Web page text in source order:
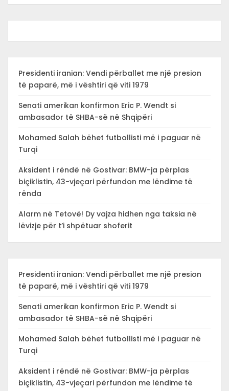
Presidenti iranian: Vendi përballet me një presion
të paparë, më i vështiri që viti 1979
Senati amerikan konfirmon Eric P. Wendt si
ambasador të SHBA-së në Shqipëri
Mohamed Salah bëhet futbollisti më i paguar në
Turqi
Aksident i rëndë në Gostivar: BMW-ja përplas
biçiklistin, 43-vjeçari përfundon me lëndime të
rënda
Alarm në Tetovë! Dy vajza hidhen nga taksia në
lëvizje për t’i shpëtuar shoferit
Presidenti iranian: Vendi përballet me një presion
të paparë, më i vështiri që viti 1979
Senati amerikan konfirmon Eric P. Wendt si
ambasador të SHBA-së në Shqipëri
Mohamed Salah bëhet futbollisti më i paguar në
Turqi
Aksident i rëndë në Gostivar: BMW-ja përplas
biçiklistin, 43-vjeçari përfundon me lëndime të